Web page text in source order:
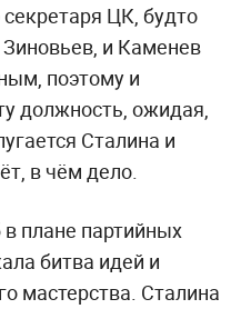
ЦК, будто
и Каменев
поэтому и
должность, ожидая,
Сталина и
в чём дело.
плане партийных
битва идей и
мастерства. Сталина